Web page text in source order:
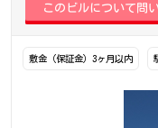
敷金（保証金）3ヶ月以内